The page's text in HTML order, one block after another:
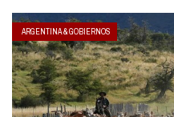
ARGENTINA & GOBIERNOS